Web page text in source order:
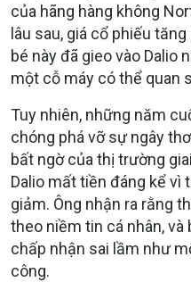
của hãng hàng không
lâu sau, giá cổ phiếu
bé này đã gieo vào Dalio
một cỗ máy có thể quan
Tuy nhiên, những năm
chóng phá vỡ sự ngây
bất ngờ của thị trường
Dalio mất tiền đáng kể vì
giảm. Ông nhận ra rằng
theo niềm tin cá nhân,
chấp nhận sai lầm như
công.